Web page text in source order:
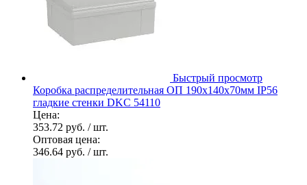
Быстрый просмотр
Коробка распределительная ОП 190х140х70мм IP56
гладкие стенки DKC 54110
Цена:
353.72 руб. / шт.
Оптовая цена:
346.64 руб. / шт.